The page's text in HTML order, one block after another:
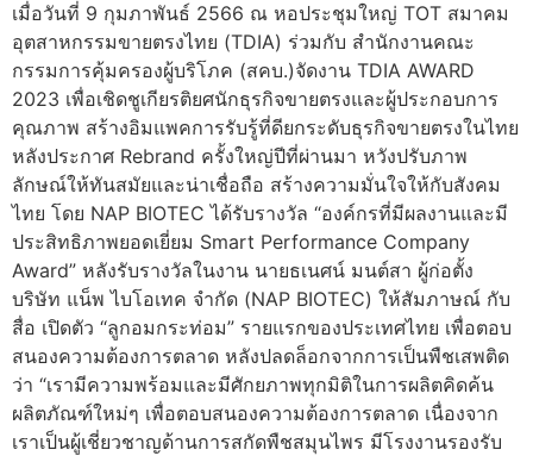
เมื่อวันที่ 9 กุมภาพันธ์ 2566 ณ หอประชุมใหญ่ TOT สมาคม
อุตสาหกรรมขายตรงไทย (TDIA) ร่วมกับ สำนักงานคณะ
กรรมการคุ้มครองผู้บริโภค (สคบ.)จัดงาน TDIA AWARD
2023 เพื่อเชิดชูเกียรติยศนักธุรกิจขายตรงและผู้ประกอบการ
คุณภาพ สร้างอิมแพคการรับรู้ที่ดียกระดับธุรกิจขายตรงในไทย
หลังประกาศ Rebrand ครั้งใหญ่ปีที่ผ่านมา หวังปรับภาพ
ลักษณ์ให้ทันสมัยและน่าเชื่อถือ สร้างความมั่นใจให้กับสังคม
ไทย โดย NAP BIOTEC ได้รับรางวัล “องค์กรที่มีผลงานและมี
ประสิทธิภาพยอดเยี่ยม Smart Performance Company
Award” หลังรับรางวัลในงาน นายธเนศน์ มนต์สา ผู้ก่อตั้ง
บริษัท แน็พ ไบโอเทค จำกัด (NAP BIOTEC) ให้สัมภาษณ์ กับ
สื่อ เปิดตัว “ลูกอมกระท่อม” รายแรกของประเทศไทย เพื่อตอบ
สนองความต้องการตลาด หลังปลดล็อกจากการเป็นพืชเสพติด
ว่า “เรามีความพร้อมและมีศักยภาพทุกมิติในการผลิตคิดค้น
ผลิตภัณฑ์ใหม่ๆ เพื่อตอบสนองความต้องการตลาด เนื่องจาก
เราเป็นผู้เชี่ยวชาญด้านการสกัดพืชสมุนไพร มีโรงงานรองรับ